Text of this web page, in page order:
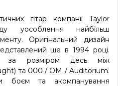
гітар компанії Taylor
уособлення найбільш
Оригінальний дизайн
ще в 1994 році.
за розміром десь між
та 000 / OM / Auditorium.
боєм та акомпанування